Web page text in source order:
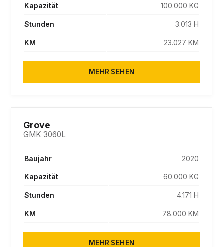
Kapazität 100.000 KG
Stunden 3.013 H
KM 23.027 KM
MEHR SEHEN
Grove
GMK 3060L
Baujahr 2020
Kapazität 60.000 KG
Stunden 4.171 H
KM 78.000 KM
MEHR SEHEN